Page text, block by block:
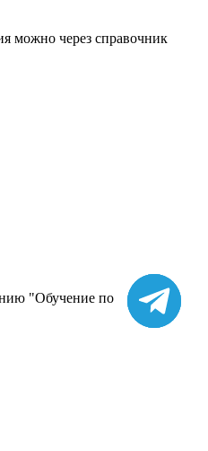
можно через справочник
"Обучение по